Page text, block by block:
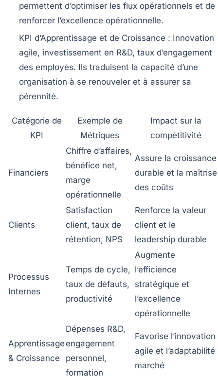
permettent d’optimiser les flux opérationnels et de
renforcer l’excellence opérationnelle.
KPI d’Apprentissage et de Croissance : Innovation
agile, investissement en R&D, taux d’engagement
des employés. Ils traduisent la capacité d’une
organisation à se renouveler et à assurer sa
pérennité.
Catégorie de
KPI
Exemple de
Métriques
Impact sur la
compétitivité
Financiers
Chiffre d’affaires,
bénéfice net,
marge
opérationnelle
Assure la croissance
durable et la maîtrise
des coûts
Clients
Satisfaction
client, taux de
rétention, NPS
Renforce la valeur
client et le
leadership durable
Processus
Internes
Temps de cycle,
taux de défauts,
productivité
Augmente
l’efficience
stratégique et
l’excellence
opérationnelle
Apprentissage
& Croissance
Dépenses R&D,
engagement
personnel,
formation
Favorise l’innovation
agile et l’adaptabilité
marché